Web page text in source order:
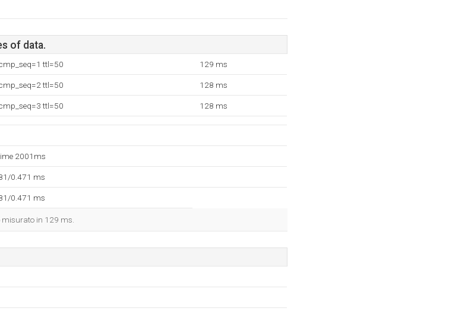
of data.
ttl=50 129 ms
ttl=50 128 ms
ttl=50 128 ms
2001ms
0.471 ms
0.471 ms
misurato in 129 ms.